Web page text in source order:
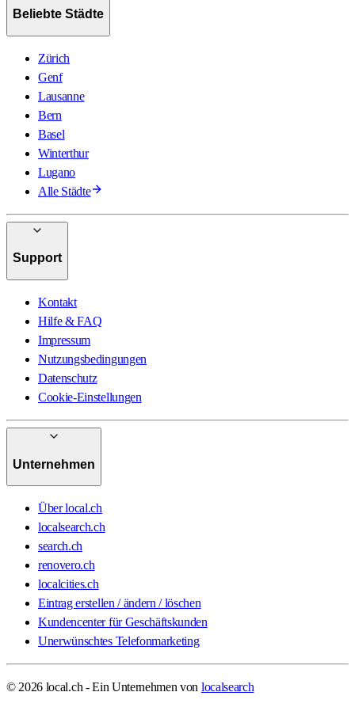
Beliebte Städte
Zürich
Genf
Lausanne
Bern
Basel
Winterthur
Lugano
Alle Städte
Support
Kontakt
Hilfe & FAQ
Impressum
Nutzungsbedingungen
Datenschutz
Cookie-Einstellungen
Unternehmen
Über local.ch
localsearch.ch
search.ch
renovero.ch
localcities.ch
Eintrag erstellen / ändern / löschen
Kundencenter für Geschäftskunden
Unerwünschtes Telefonmarketing
© 2026 local.ch - Ein Unternehmen von localsearch